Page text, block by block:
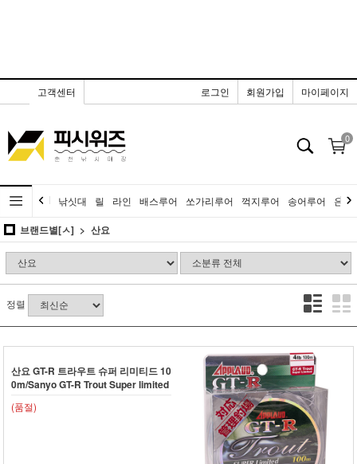
고객센터 로그인 회원가입 마이페이지
0
낚싯대 릴 라인 배스루어 쏘가리루어 꺽지루어 송어루어 은어
브랜드별[ㅅ] 산요
정렬
산요 GT-R 트라우트 슈퍼 리미티드 10
0m/Sanyo GT-R Trout Super limited
(품절)